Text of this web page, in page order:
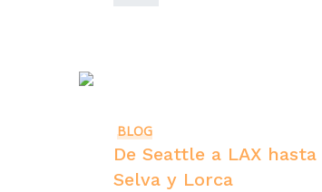
BLOG
De Seattle a LAX
Selva y Lorca